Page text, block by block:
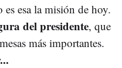
esa la misión de hoy.
del presidente, que
más importantes.